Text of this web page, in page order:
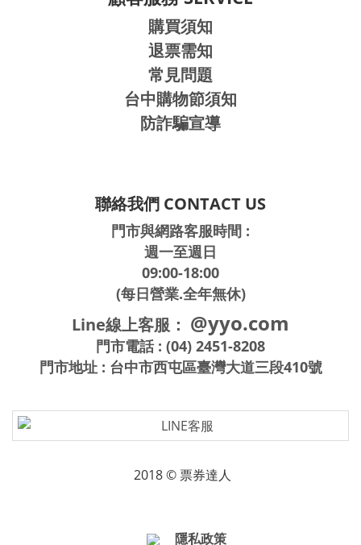
購買須知
退票需知
常見問題
台中購物節須知
防詐騙宣導
聯絡我們 CONTACT US
門市與網路客服時間 :
週一至週日
09:00-18:00
(每日營業.全年無休)
Line線上客服： @yyo.com
門市電話 : (04) 2451-8208
門市地址 : 台中市西屯區臺灣大道三段410號
2018 © 票券達人
隱私政策